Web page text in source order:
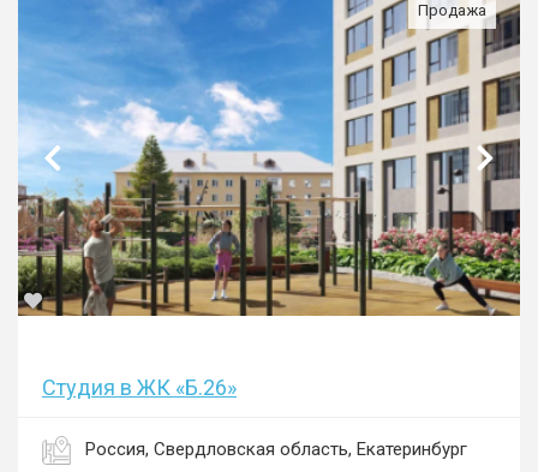
Продажа
Студия в ЖК «Б.26»
Россия, Свердловская область, Екатеринбург